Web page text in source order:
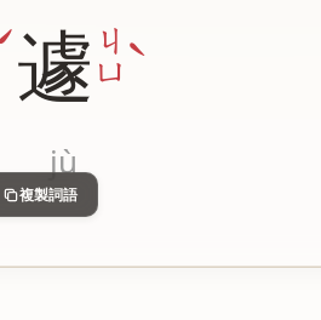
遽 ㄐ
ㄩˋ
jù
複製詞語